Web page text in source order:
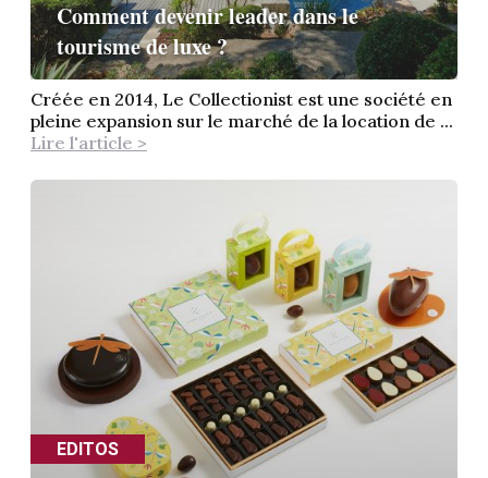
Comment devenir leader dans le
tourisme de luxe ?
Créée en 2014, Le Collectionist est une société en
pleine expansion sur le marché de la location de ...
Lire l'article >
EDITOS